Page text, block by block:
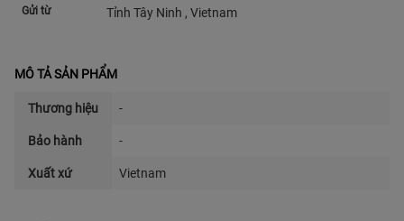
Gửi từ Tỉnh Tây Ninh , Vietnam
MÔ TẢ SẢN PHẨM
Thương hiệu -
Bảo hành -
Xuất xứ Vietnam